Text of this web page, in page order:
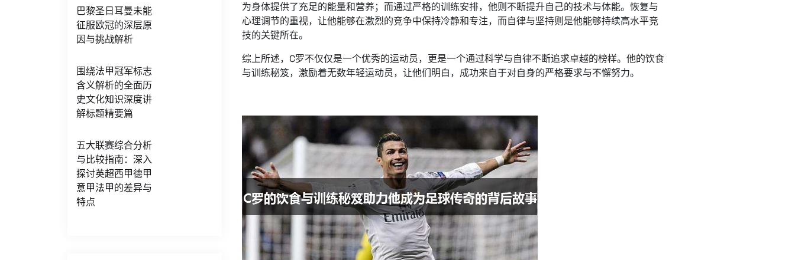
巴黎圣日耳曼未能
征服欧冠的深层原
因与挑战解析
围绕法甲冠军标志
含义解析的全面历
史文化知识深度讲
解标题精要篇
五大联赛综合分析
与比较指南：深入
探讨英超西甲德甲
意甲法甲的差异与
特点
为身体提供了充足的能量和营养；而通过严格的训练安排，他则不断提升自己的技术与体能。恢复与
心理调节的重视，让他能够在激烈的竞争中保持冷静和专注，而自律与坚持则是他能够持续高水平竞
技的关键所在。
综上所述，C罗不仅仅是一个优秀的运动员，更是一个通过科学与自律不断追求卓越的榜样。他的饮食
与训练秘笈，激励着无数年轻运动员，让他们明白，成功来自于对自身的严格要求与不懈努力。